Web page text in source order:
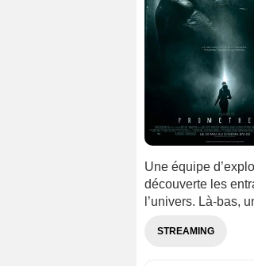
Une équipe
découverte les
l’univers. Là-bas,
STREAMING